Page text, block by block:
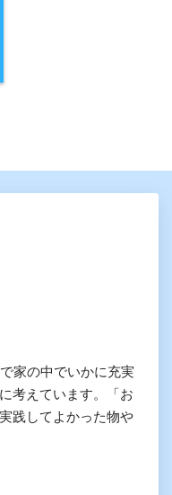
家の中でいかに充実
考えています。「お
践してよかった物や